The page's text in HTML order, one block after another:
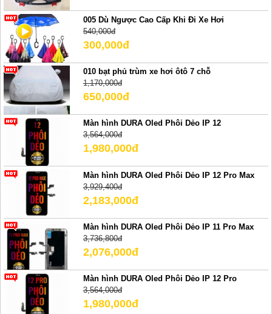
005 Dù Ngược Cao Cấp Khi Đi Xe Hơi
540,000đ
300,000đ
010 bạt phủ trùm xe hơi ôtô 7 chỗ
1,170,000đ
650,000đ
Màn hình DURA Oled Phôi Dẻo IP 12
3,564,000đ
1,980,000đ
Màn hình DURA Oled Phôi Dẻo IP 12 Pro Max
3,929,400đ
2,183,000đ
Màn hình DURA Oled Phôi Dẻo IP 11 Pro Max
3,736,800đ
2,076,000đ
Màn hình DURA Oled Phôi Dẻo IP 12 Pro
3,564,000đ
1,980,000đ